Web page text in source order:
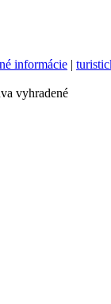
informácie |
vyhradené